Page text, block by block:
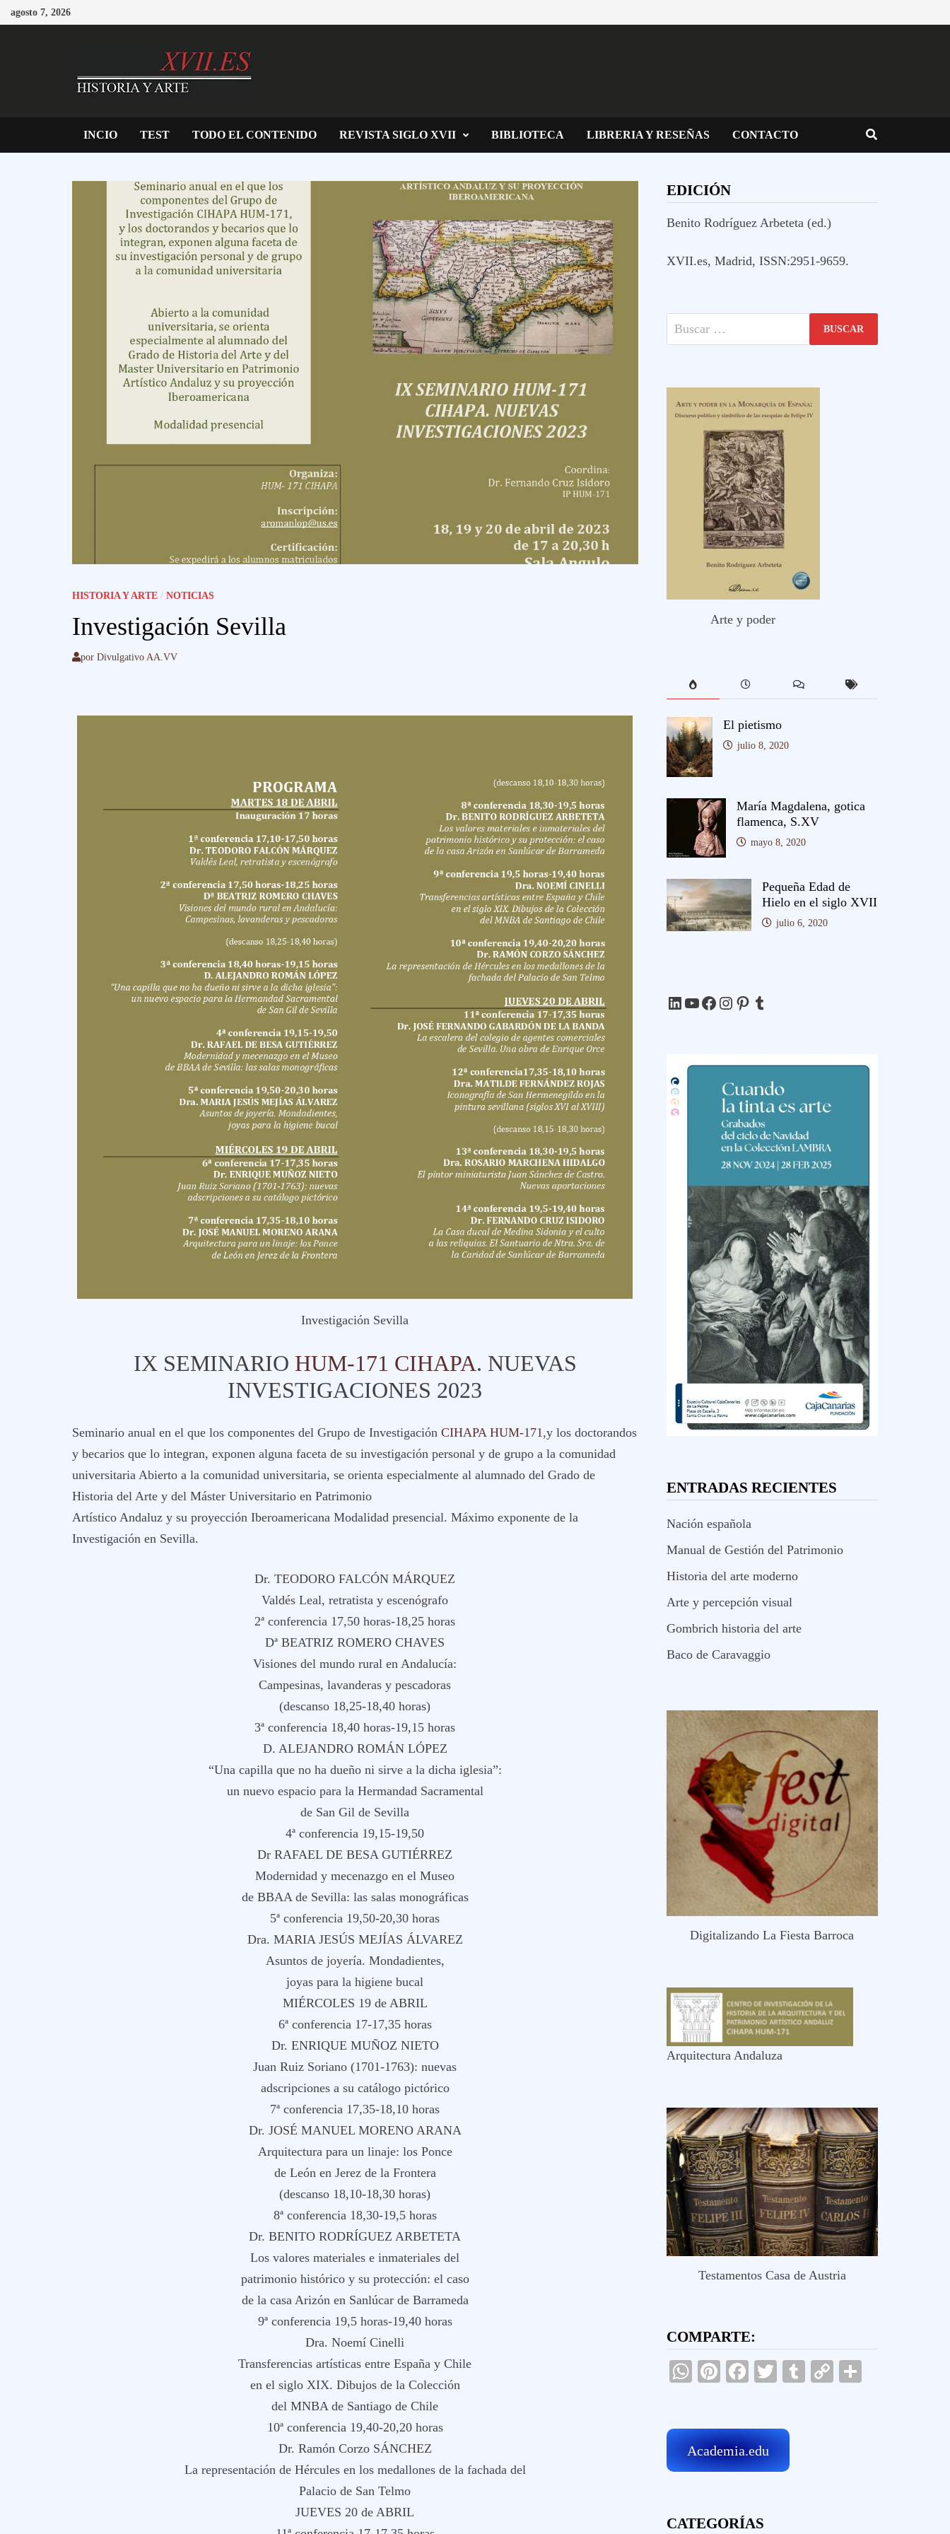
Saltar
al
agosto 7, 2026
INCIO TEST TODO EL CONTENIDO REVISTA SIGLO XVII BIBLIOTECA LIBRERIA Y RESEÑAS CONTACTO
HISTORIA Y ARTE / NOTICIAS
Investigación Sevilla
por Divulgativo AA.VV
Investigación Sevilla
IX SEMINARIO HUM-171 CIHAPA. NUEVAS
INVESTIGACIONES 2023
Seminario anual en el que los componentes del Grupo de Investigación CIHAPA HUM-171,y los doctorandos
y becarios que lo integran, exponen alguna faceta de su investigación personal y de grupo a la comunidad
universitaria Abierto a la comunidad universitaria, se orienta especialmente al alumnado del Grado de
Historia del Arte y del Máster Universitario en Patrimonio
Artístico Andaluz y su proyección Iberoamericana Modalidad presencial. Máximo exponente de la
Investigación en Sevilla.
Dr. TEODORO FALCÓN MÁRQUEZ
Valdés Leal, retratista y escenógrafo
2ª conferencia 17,50 horas-18,25 horas
Dª BEATRIZ ROMERO CHAVES
Visiones del mundo rural en Andalucía:
Campesinas, lavanderas y pescadoras
(descanso 18,25-18,40 horas)
3ª conferencia 18,40 horas-19,15 horas
D. ALEJANDRO ROMÁN LÓPEZ
“Una capilla que no ha dueño ni sirve a la dicha iglesia”:
un nuevo espacio para la Hermandad Sacramental
de San Gil de Sevilla
4ª conferencia 19,15-19,50
Dr RAFAEL DE BESA GUTIÉRREZ
Modernidad y mecenazgo en el Museo
de BBAA de Sevilla: las salas monográficas
5ª conferencia 19,50-20,30 horas
Dra. MARIA JESÚS MEJÍAS ÁLVAREZ
Asuntos de joyería. Mondadientes,
joyas para la higiene bucal
MIÉRCOLES 19 de ABRIL
6ª conferencia 17-17,35 horas
Dr. ENRIQUE MUÑOZ NIETO
Juan Ruiz Soriano (1701-1763): nuevas
adscripciones a su catálogo pictórico
7ª conferencia 17,35-18,10 horas
Dr. JOSÉ MANUEL MORENO ARANA
Arquitectura para un linaje: los Ponce
de León en Jerez de la Frontera
(descanso 18,10-18,30 horas)
8ª conferencia 18,30-19,5 horas
Dr. BENITO RODRÍGUEZ ARBETETA
Los valores materiales e inmateriales del
patrimonio histórico y su protección: el caso
de la casa Arizón en Sanlúcar de Barrameda
9ª conferencia 19,5 horas-19,40 horas
Dra. Noemí Cinelli
Transferencias artísticas entre España y Chile
en el siglo XIX. Dibujos de la Colección
del MNBA de Santiago de Chile
10ª conferencia 19,40-20,20 horas
Dr. Ramón Corzo SÁNCHEZ
La representación de Hércules en los medallones de la fachada del
Palacio de San Telmo
JUEVES 20 de ABRIL
EDICIÓN
Benito Rodríguez Arbeteta (ed.)
XVII.es, Madrid, ISSN:2951-9659.
Buscar:
Arte y poder
El pietismo
julio 8, 2020
María Magdalena, gotica
flamenca, S.XV
mayo 8, 2020
Pequeña Edad de
Hielo en el siglo XVII
julio 6, 2020
LinkedIn
YouTube
Facebook
Instagram
Pinterest
Tumblr
ENTRADAS RECIENTES
Nación española
Manual de Gestión del Patrimonio
Historia del arte moderno
Arte y percepción visual
Gombrich historia del arte
Baco de Caravaggio
Digitalizando La Fiesta Barroca
Arquitectura Andaluza
Testamentos Casa de Austria
COMPARTE:
WhatsApp
Pinterest
Facebook
TwitterTumblr
Copy
Academia.edu
CATEGORÍAS